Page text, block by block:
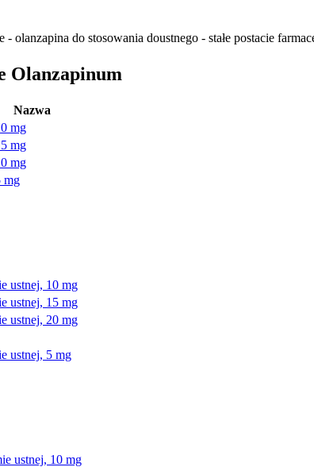
olanzapina do stosowania doustnego - stałe postacie
Olanzapinum
Nazwa
mg
mg
mg
mg
ustnej, 10 mg
ustnej, 15 mg
ustnej, 20 mg
ustnej, 5 mg
ustnej, 10 mg